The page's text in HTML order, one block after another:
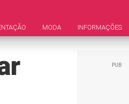
MODA INFORMAÇÕES